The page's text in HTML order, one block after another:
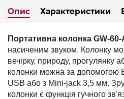
Опис Характеристики
Портативна колонка GW-60-
насиченим звуком. Колонку
вечірку, природу, прогулянку
колонки можна за допомогою
USB або з Mini-jack 3,5 мм.
колонки є функція гучного